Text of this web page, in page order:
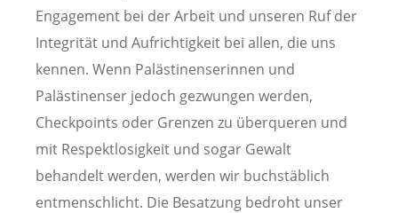
Engagement bei der Arbeit und unseren Ruf der
Integrität und Aufrichtigkeit bei allen, die uns
kennen. Wenn Palästinenserinnen und
Palästinenser jedoch gezwungen werden,
Checkpoints oder Grenzen zu überqueren und
mit Respektlosigkeit und sogar Gewalt
behandelt werden, werden wir buchstäblich
entmenschlicht. Die Besatzung bedroht unser